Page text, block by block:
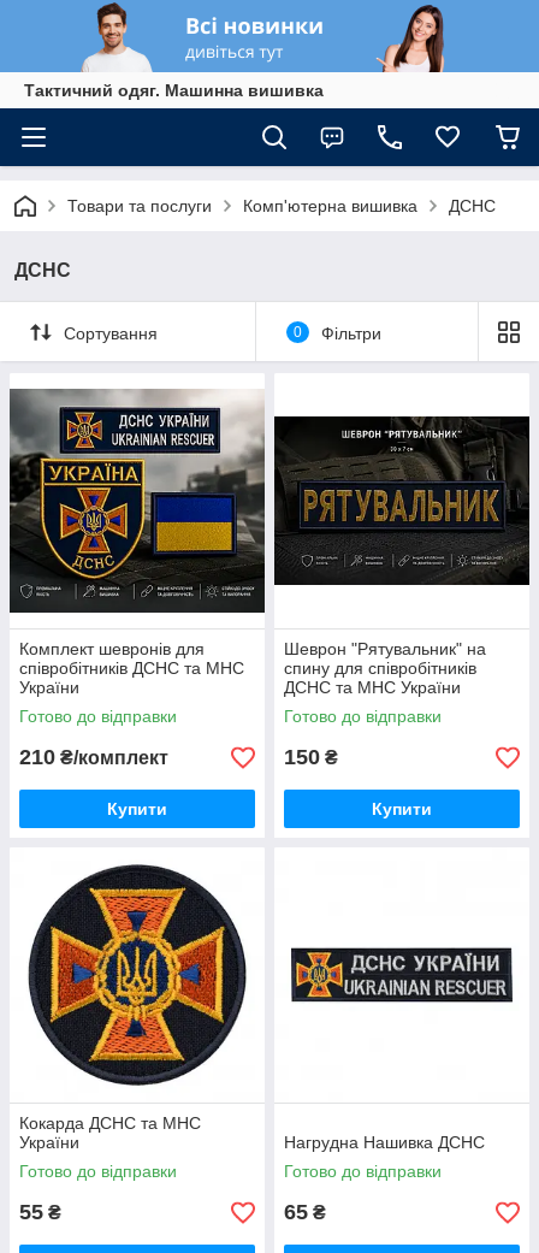
Тактичний одяг. Машинна вишивка
Товари та послуги Комп'ютерна вишивка ДСНС
ДСНС
Сортування 0 Фільтри
Комплект шевронів для
співробітників ДСНС та МНС
України
Готово до відправки
210 ₴/комплект
Купити
Шеврон "Рятувальник" на
спину для співробітників
ДСНС та МНС України
Готово до відправки
150 ₴
Купити
Кокарда ДСНС та МНС
України
Готово до відправки
55 ₴
Нагрудна Нашивка ДСНС
Готово до відправки
65 ₴